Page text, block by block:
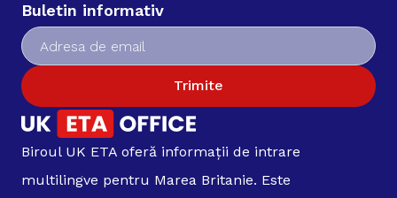
Buletin informativ
Trimite
Biroul UK ETA oferă informații de intrare
multilingve pentru Marea Britanie. Este